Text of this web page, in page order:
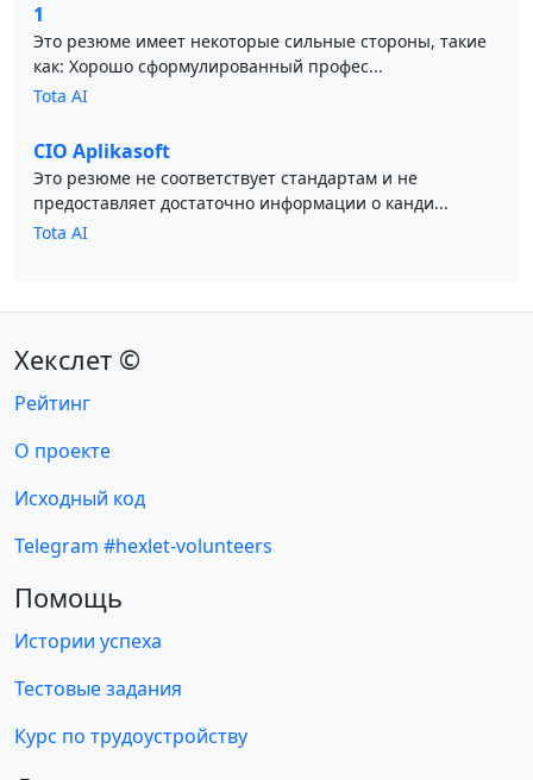
1
Это резюме имеет некоторые сильные стороны, такие
как: Хорошо сформулированный профес...
Tota AI
CIO Aplikasoft
Это резюме не соответствует стандартам и не
предоставляет достаточно информации о канди...
Tota AI
Хекслет ©
Рейтинг
О проекте
Исходный код
Telegram #hexlet-volunteers
Помощь
Истории успеха
Тестовые задания
Курс по трудоустройству